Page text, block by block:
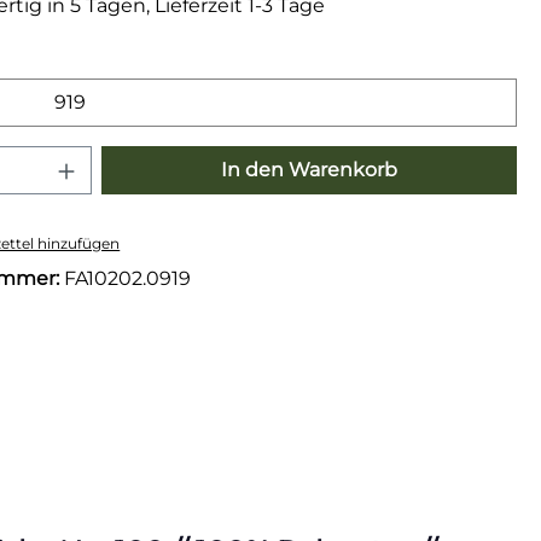
in 5 Tagen, Lieferzeit 1-3 Tage
919
Anzahl: Gib den gewünschten
In den Warenkorb
hinzufügen
FA10202.0919